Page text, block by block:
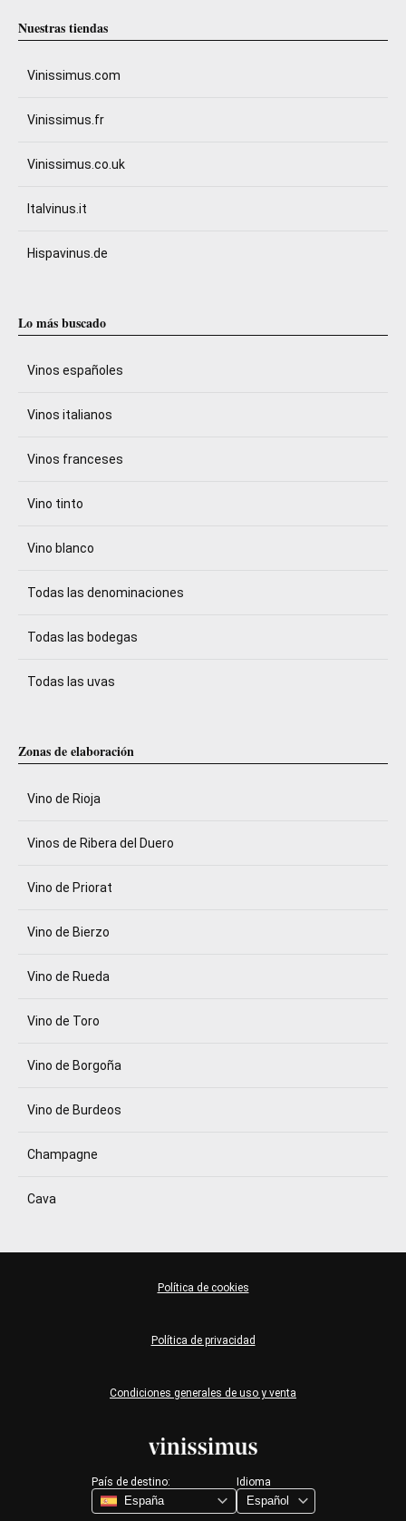
Nuestras tiendas
Vinissimus.com
Vinissimus.fr
Vinissimus.co.uk
Italvinus.it
Hispavinus.de
Lo más buscado
Vinos españoles
Vinos italianos
Vinos franceses
Vino tinto
Vino blanco
Todas las denominaciones
Todas las bodegas
Todas las uvas
Zonas de elaboración
Vino de Rioja
Vinos de Ribera del Duero
Vino de Priorat
Vino de Bierzo
Vino de Rueda
Vino de Toro
Vino de Borgoña
Vino de Burdeos
Champagne
Cava
País de destino: Idioma
Condiciones generales de uso y venta
Política de privacidad
Política de cookies